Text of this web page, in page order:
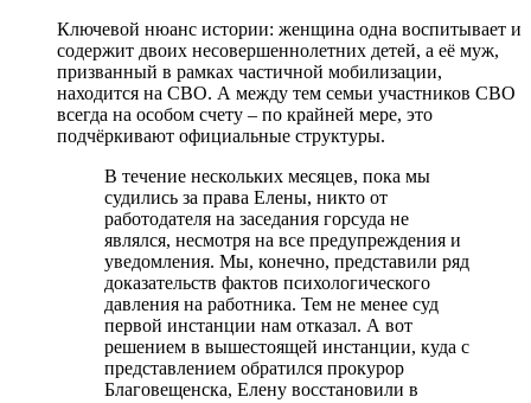
Ключевой нюанс истории: женщина одна воспитывает и
содержит двоих несовершеннолетних детей, а её муж,
призванный в рамках частичной мобилизации,
находится на СВО. А между тем семьи участников СВО
всегда на особом счету – по крайней мере, это
подчёркивают официальные структуры.
В течение нескольких месяцев, пока мы
судились за права Елены, никто от
работодателя на заседания горсуда не
являлся, несмотря на все предупреждения и
уведомления. Мы, конечно, представили ряд
доказательств фактов психологического
давления на работника. Тем не менее суд
первой инстанции нам отказал. А вот
решением в вышестоящей инстанции, куда с
представлением обратился прокурор
Благовещенска, Елену восстановили в